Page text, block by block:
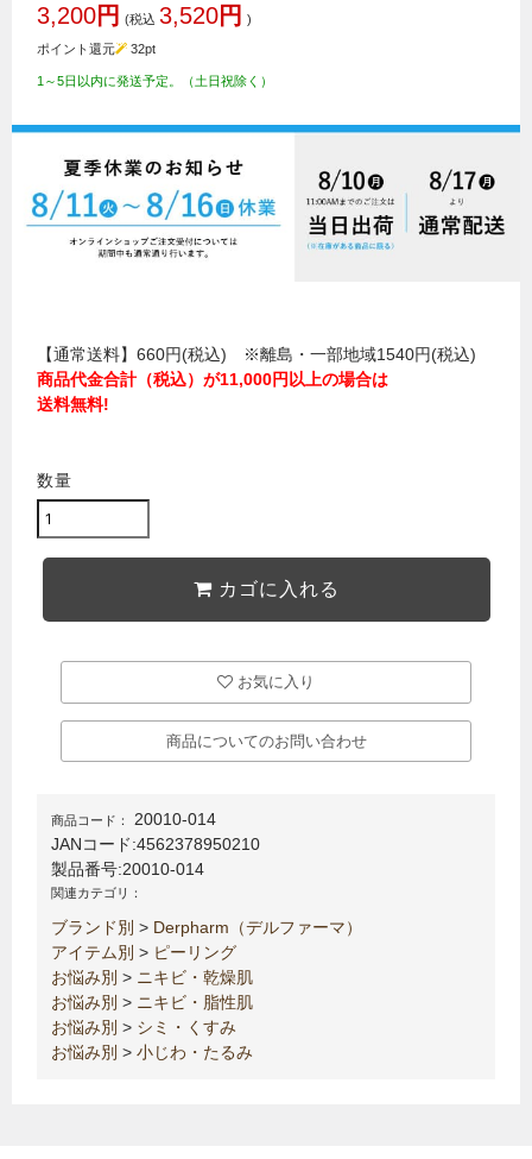
3,200円 (税込3,520円 )
ポイント還元 32pt
1～5日以内に発送予定。（土日祝除く）
【通常送料】660円(税込) ※離島・一部地域1540円(税込)
商品代金合計（税込）が11,000円以上の場合は
送料無料!
数量
カゴに入れる
お気に入り
商品についてのお問い合わせ
商品コード：
20010-014
JANコード:4562378950210
製品番号:20010-014
関連カテゴリ：
ブランド別 > Derpharm（デルファーマ）
アイテム別 > ピーリング
お悩み別 > ニキビ・乾燥肌
お悩み別 > ニキビ・脂性肌
お悩み別 > シミ・くすみ
お悩み別 > 小じわ・たるみ